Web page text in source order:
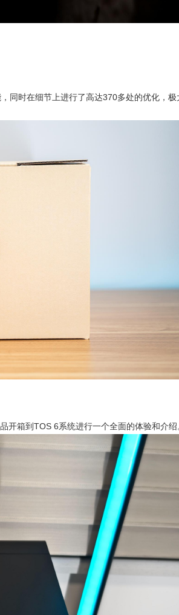
同时在细节上进行了高达370多处的优化，极
开箱到TOS 6系统进行一个全面的体验和介绍